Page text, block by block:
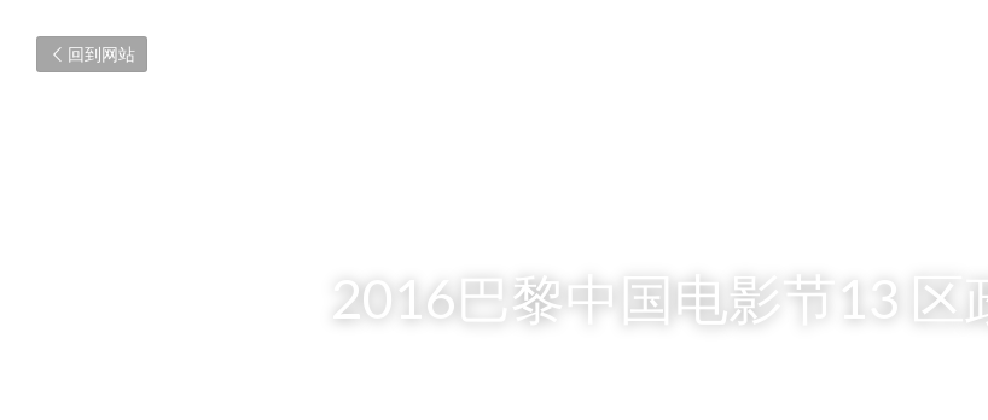
回到网站
2016巴黎中国电影节13 区